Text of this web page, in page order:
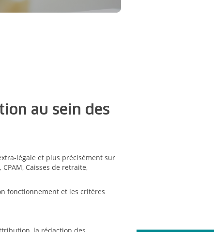
au sein des
légale et plus précisément sur
Caisses de retraite,
fonctionnement et les critères